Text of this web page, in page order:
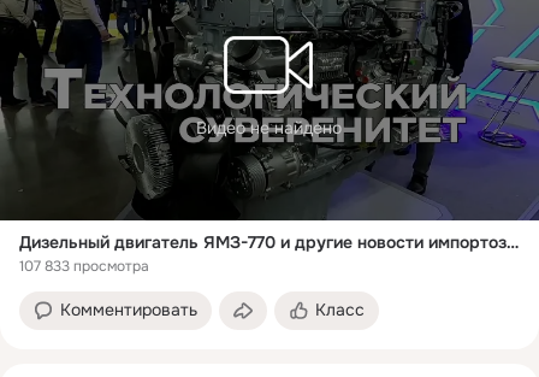
Видео не найдено
Дизельный двигатель ЯМЗ-770 и другие новости импортозамещения
107 833 просмотра
Комментировать Класс